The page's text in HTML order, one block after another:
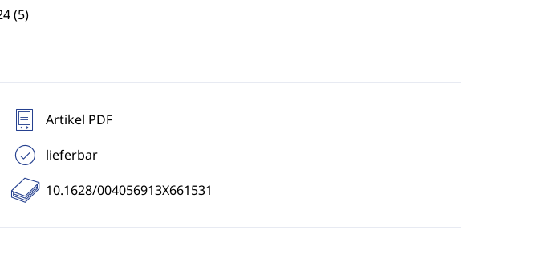
(5)
Artikel PDF
lieferbar
10.1628/004056913X661531